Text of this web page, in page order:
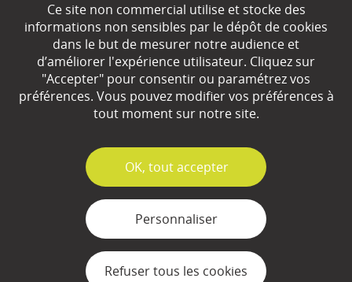
EN SAVOIR
Qui sommes-nous ?
Partenaires
Plan du site
Mentions légales
Gestion des cookies
Ce site non commercial utilise et stocke des
informations non sensibles par le dépôt de cookies
dans le but de mesurer notre audience et
d’améliorer l'expérience utilisateur. Cliquez sur
"Accepter" pour consentir ou paramétrez vos
préférences. Vous pouvez modifier vos préférences à
tout moment sur notre site.
✓
OK, tout accepter
Personnaliser
Refuser tous les cookies